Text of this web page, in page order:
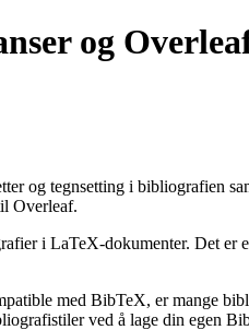
og
og tegnsetting i bibliografien
Overleaf.
i LaTeX-dokumenter. Det
med BibTeX, er mange
ved å lage din egen